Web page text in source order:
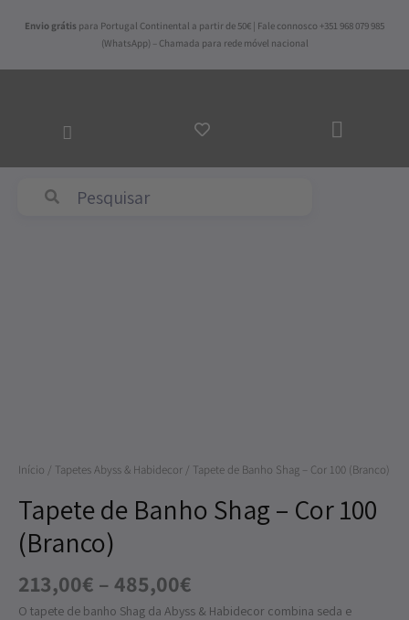
Envio grátis para Portugal Continental a partir de 50€ | Fale connosco +351 968 079 985
(WhatsApp) – Chamada para rede móvel nacional
AO
Início / Tapetes Abyss & Habidecor / Tapete de Banho Shag – Cor 100 (Branco)
Tapete de Banho Shag – Cor 100
(Branco)
213,00€ –485,00€
O tapete de banho Shag da Abyss & Habidecor combina seda e
Cor
100
(Branco)